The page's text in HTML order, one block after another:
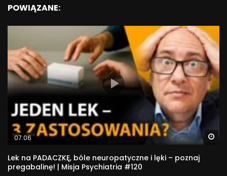
POWIĄZANE:
07:06
Lek na PADACZKĘ, bóle neuropatyczne i lęki – poznaj
pregabalinę! | Misja Psychiatria #120